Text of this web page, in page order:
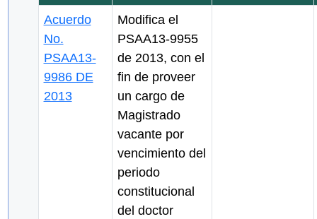
Acuerdo
No.
PSAA13-
9986 DE
2013
Modifica el
PSAA13-9955
de 2013, con el
fin de proveer
un cargo de
Magistrado
vacante por
vencimiento del
periodo
constitucional
del doctor